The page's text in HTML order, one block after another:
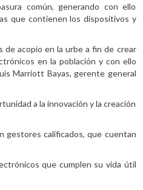
común, generando con ello
que contienen los dispositivos y
acopio en la urbe a fin de crear
en la población y con ello
Marriott Bayas, gerente general
a la innovación y la creación
gestores calificados, que cuentan
que cumplen su vida útil